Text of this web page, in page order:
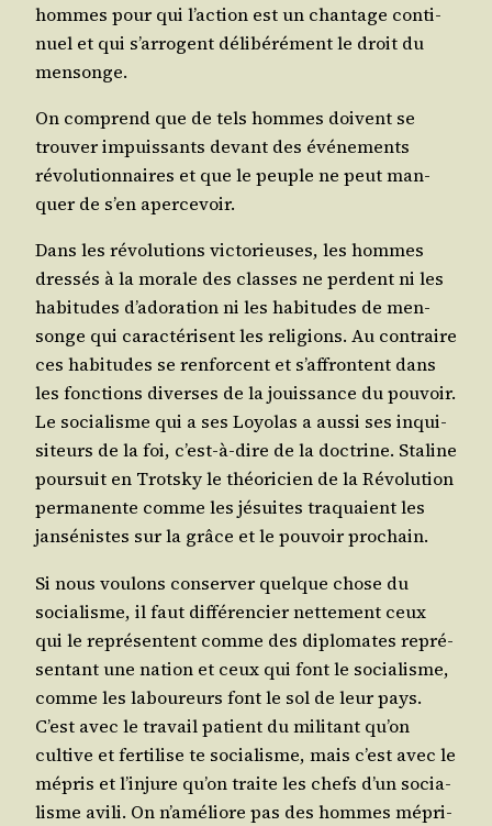
hommes pour qui l’ac­tion est un chan­tage conti­
nuel et qui s’ar­rogent déli­bé­ré­ment le droit du
mensonge.
On com­prend que de tels hommes doivent se
trou­ver impuis­sants devant des évé­ne­ments
révo­lu­tion­naires et que le peuple ne peut man­
quer de s’en apercevoir.
Dans les révo­lu­tions vic­to­rieuses, les hommes
dres­sés à la morale des classes ne perdent ni les
habi­tudes d’a­do­ra­tion ni les habi­tudes de men­
songe qui carac­té­risent les reli­gions. Au contraire
ces habi­tudes se ren­forcent et s’af­frontent dans
les fonc­tions diverses de la jouis­sance du pou­voir.
Le socia­lisme qui a ses Loyo­las a aus­si ses inqui­
si­teurs de la foi, c’est-à-dire de la doc­trine. Sta­line
pour­suit en Trots­ky le théo­ri­cien de la Révo­lu­tion
per­ma­nente comme les jésuites tra­quaient les
jan­sé­nistes sur la grâce et le pou­voir prochain.
Si nous vou­lons conser­ver quelque chose du
socia­lisme, il faut dif­fé­ren­cier net­te­ment ceux
qui le repré­sentent comme des diplo­mates repré­
sen­tant une nation et ceux qui font le socia­lisme,
comme les labou­reurs font le sol de leur pays.
C’est avec le tra­vail patient du mili­tant qu’on
cultive et fer­ti­lise te socia­lisme, mais c’est avec le
mépris et l’in­jure qu’on traite les chefs d’un socia­
lisme avi­li. On n’a­mé­liore pas des hommes mépri­